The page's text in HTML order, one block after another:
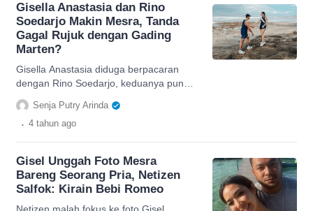
Gisella Anastasia dan Rino
Soedarjo Makin Mesra, Tanda
Gagal Rujuk dengan Gading
Marten?
Gisella Anastasia diduga berpacaran
dengan Rino Soedarjo, keduanya pun
tampil mesra. Akankah ini tanda gagal
rujuk dengan Gading Marten?
Senja Putry Arinda
. 4 tahun ago
Gisel Unggah Foto Mesra
Bareng Seorang Pria, Netizen
Salfok: Kirain Bebi Romeo